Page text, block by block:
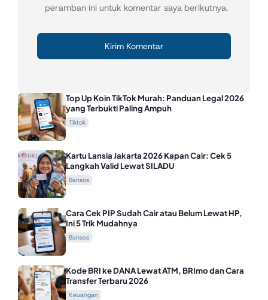
Top Up Koin TikTok Murah: Panduan Legal 2026
yang Terbukti Paling Ampuh
Tiktok
Kartu Lansia Jakarta 2026 Kapan Cair: Cek 5
Langkah Valid Lewat SILADU
Bansos
Cara Cek PIP Sudah Cair atau Belum Lewat HP,
Ini 5 Trik Mudahnya
Bansos
Kode BRI ke DANA Lewat ATM, BRImo dan Cara
Transfer Terbaru 2026
Keuangan
peramban ini untuk komentar saya berikutnya.